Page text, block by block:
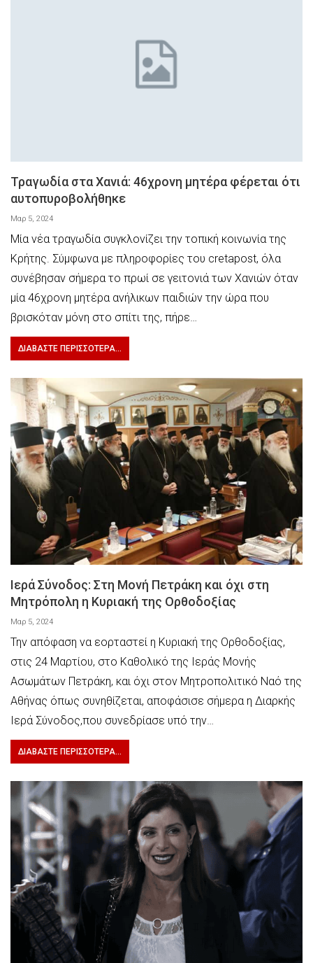
Τραγωδία στα Χανιά: 46χρονη μητέρα φέρεται ότι
αυτοπυροβολήθηκε
Μαρ 5, 2024
Μία νέα τραγωδία συγκλονίζει την τοπική κοινωνία της
Κρήτης. Σύμφωνα με πληροφορίες του cretapost, όλα
συνέβησαν σήμερα το πρωί σε γειτονιά των Χανιών όταν
μία 46χρονη μητέρα ανήλικων παιδιών την ώρα που
βρισκόταν μόνη στο σπίτι της, πήρε…
ΔΙΑΒΆΣΤΕ ΠΕΡΙΣΣΌΤΕΡΑ...
Ιερά Σύνοδος: Στη Μονή Πετράκη και όχι στη
Μητρόπολη η Κυριακή της Ορθοδοξίας
Μαρ 5, 2024
Την απόφαση να εορταστεί η Κυριακή της Ορθοδοξίας,
στις 24 Μαρτίου, στο Καθολικό της Ιεράς Μονής
Ασωμάτων Πετράκη, και όχι στον Μητροπολιτικό Ναό της
Αθήνας όπως συνηθίζεται, αποφάσισε σήμερα η Διαρκής
Ιερά Σύνοδος,που συνεδρίασε υπό την…
ΔΙΑΒΆΣΤΕ ΠΕΡΙΣΣΌΤΕΡΑ...